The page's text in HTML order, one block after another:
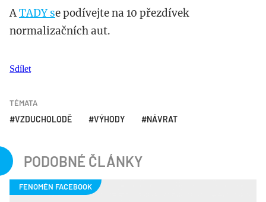
ATADY se podívejte na 10 přezdívek
normalizačních aut.
Sdílet
TÉMATA
VZDUCHOLODĚ VÝHODY NÁVRAT
PODOBNÉ ČLÁNKY